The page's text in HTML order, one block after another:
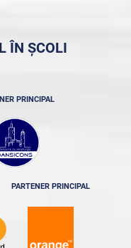
ÎN ȘCOLI
PRINCIPAL
PARTENER PRINCIPAL